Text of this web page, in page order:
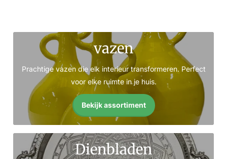
vazen
Prachtige vazen die elk interieur transformeren. Perfect
voor elke ruimte in je huis.
Bekijk assortiment
Dienbladen